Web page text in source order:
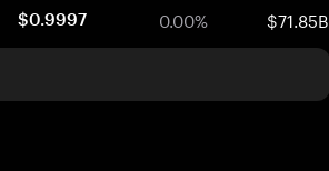
$0.9997 0.00% $71.85B